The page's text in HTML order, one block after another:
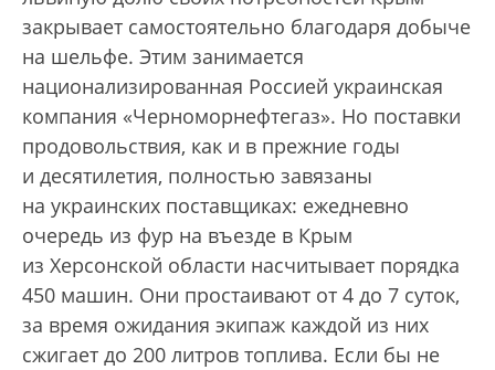
закрывает самостоятельно благодаря добыче
на шельфе. Этим занимается
национализированная Россией украинская
компания «Черноморнефтегаз». Но поставки
продовольствия, как и в прежние годы
и десятилетия, полностью завязаны
на украинских поставщиках: ежедневно
очередь из фур на въезде в Крым
из Херсонской области насчитывает порядка
450 машин. Они простаивают от 4 до 7 суток,
за время ожидания экипаж каждой из них
сжигает до 200 литров топлива. Если бы не